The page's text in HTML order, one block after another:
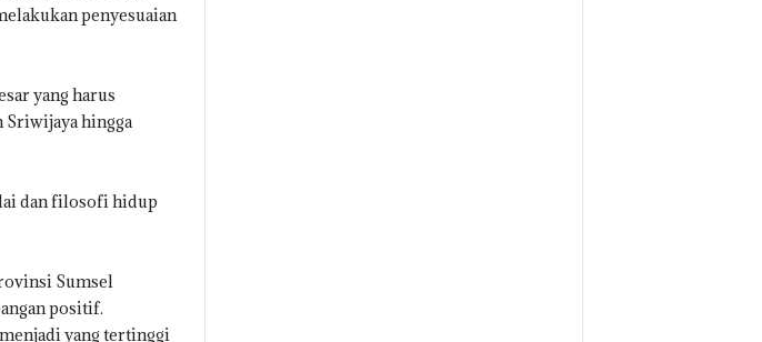
penyesuaian
yang harus
Sriwijaya hingga
dan filosofi hidup
Sumsel
positif.
yang tertinggi